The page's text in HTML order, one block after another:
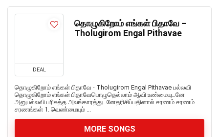
DEAL
தொழுகிறோம் எங்கள் பிதாவே –
Tholugirom Engal Pithavae
தொழுகிறோம் எங்கள் பிதாவே - Tholugirom Engal Pithavae பல்லவி
தொழுகிறோம் எங்கள் பிதாவேபொழுதெல்லாம் ஆவி உண்மையுடனே
அனுபல்லவி பரிசுத்த அலங்காரத்துடனேதரிசிப்பதினால் சரணம் சரணம்
சரணங்கள் 1. வெண்மையும் ...
MORE SONGS